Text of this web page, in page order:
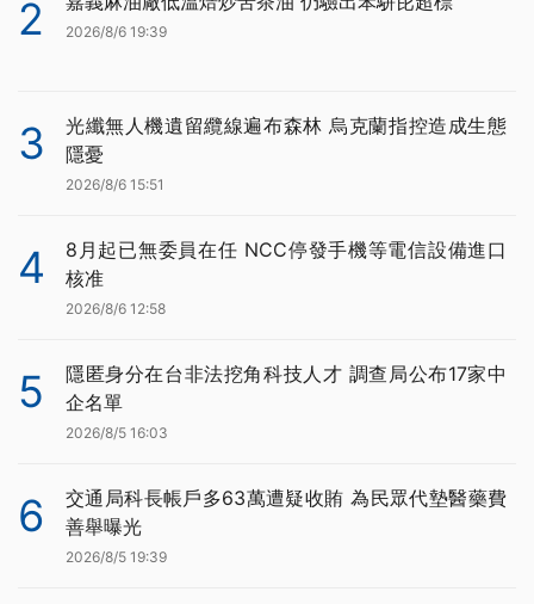
2 2026/8/6 19:39
3
光纖無人機遺留纜線遍布森林 烏克蘭指控造成生態
隱憂
2026/8/6 15:51
4
8月起已無委員在任 NCC停發手機等電信設備進口
核准
2026/8/6 12:58
5
隱匿身分在台非法挖角科技人才 調查局公布17家中
企名單
2026/8/5 16:03
6
交通局科長帳戶多63萬遭疑收賄 為民眾代墊醫藥費
善舉曝光
2026/8/5 19:39